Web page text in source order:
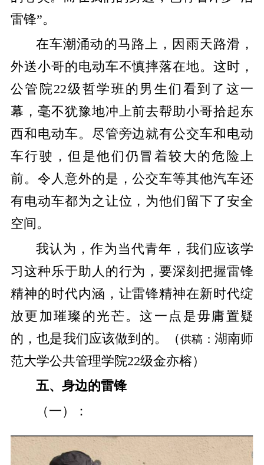
雷锋”。
在车潮涌动的马路上，因雨天路滑，
外送小哥的电动车不慎摔落在地。这时，
公管院22级哲学班的男生们看到了这一
幕，毫不犹豫地冲上前去帮助小哥拾起东
西和电动车。尽管旁边就有公交车和电动
车行驶，但是他们仍冒着较大的危险上
前。令人意外的是，公交车等其他汽车还
有电动车都为之让位，为他们留下了安全
空间。
我认为，作为当代青年，我们应该学
习这种乐于助人的行为，要深刻把握雷锋
精神的时代内涵，让雷锋精神在新时代绽
放更加璀璨的光芒。这一点是毋庸置疑
的，也是我们应该做到的。（供稿： 湖南师
范大学公共管理学院22级金亦榕）
五、身边的雷锋
（一）：